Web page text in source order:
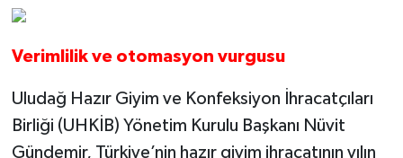
Verimlilik ve otomasyon vurgusu
Uludağ Hazır Gi­yim ve Konfeksiyon İhracatçıları
Birliği (UHKİB) Yönetim Ku­rulu Başkanı Nüvit
Gündemir, Türki­ye’nin hazır giyim ihracatı­nın yılın